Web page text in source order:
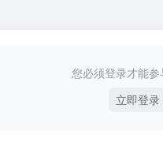
您必须登录才能参
立即登录